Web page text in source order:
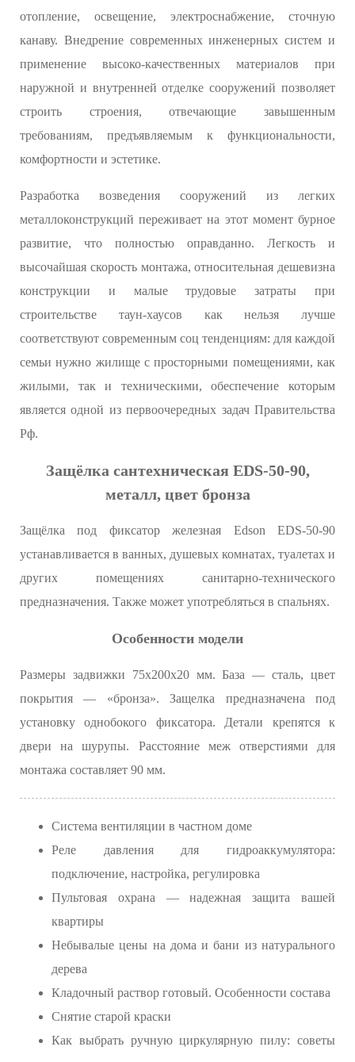
отопление, освещение, электроснабжение, сточную
канаву. Внедрение современных инженерных систем и
применение высоко-качественных материалов при
наружной и внутренней отделке сооружений позволяет
строить строения, отвечающие завышенным
требованиям, предъявляемым к функциональности,
комфортности и эстетике.
Разработка возведения сооружений из легких
металлоконструкций переживает на этот момент бурное
развитие, что полностью оправданно. Легкость и
высочайшая скорость монтажа, относительная дешевизна
конструкции и малые трудовые затраты при
строительстве таун-хаусов как нельзя лучше
соответствуют современным соц тенденциям: для каждой
семьи нужно жилище с просторными помещениями, как
жилыми, так и техническими, обеспечение которым
является одной из первоочередных задач Правительства
Рф.
Защёлка сантехническая EDS-50-90,
металл, цвет бронза
Защёлка под фиксатор железная Edson EDS-50-90
устанавливается в ванных, душевых комнатах, туалетах и
других помещениях санитарно-технического
предназначения. Также может употребляться в спальнях.
Особенности модели
Размеры задвижки 75х200х20 мм. База — сталь, цвет
покрытия — «бронза». Защелка предназначена под
установку однобокого фиксатора. Детали крепятся к
двери на шурупы. Расстояние меж отверстиями для
монтажа составляет 90 мм.
Система вентиляции в частном доме
Реле давления для гидроаккумулятора:
подключение, настройка, регулировка
Пультовая охрана — надежная защита вашей
квартиры
Небывалые цены на дома и бани из натурального
дерева
Кладочный раствор готовый. Особенности состава
Снятие старой краски
Как выбрать ручную циркулярную пилу: советы